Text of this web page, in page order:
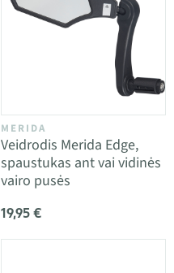
MERIDA
Veidrodis Merida Edge,
spaustukas ant vai vidinės
vairo pusės
19,95 €